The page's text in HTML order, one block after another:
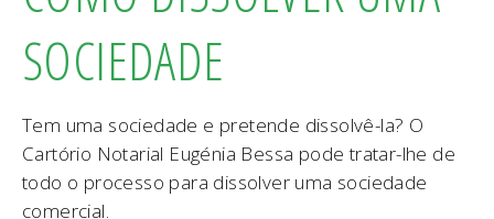
SOCIEDADE
Tem uma sociedade e pretende dissolvê-la? O
Cartório Notarial Eugénia Bessa pode tratar-lhe de
todo o processo para dissolver uma sociedade
comercial.